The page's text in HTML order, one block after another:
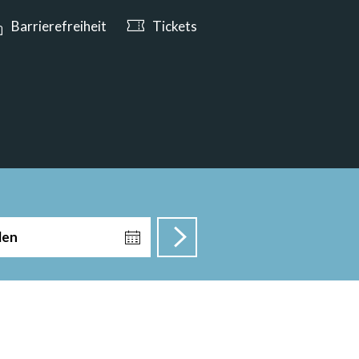
ab 10:00 Uhr geöffnet
Barrierefreiheit Tickets